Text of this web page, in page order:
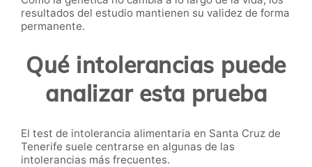
resultados del estudio mantienen su validez de forma
permanente.
Qué intolerancias puede
analizar esta prueba
El test de intolerancia alimentaria en Santa Cruz de
Tenerife suele centrarse en algunas de las
intolerancias más frecuentes.